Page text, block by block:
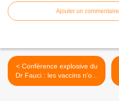
Ajouter un commentaire
< Conférence explosive du
Dr Fauci : les vaccins n'ont
pas fonctionné comme